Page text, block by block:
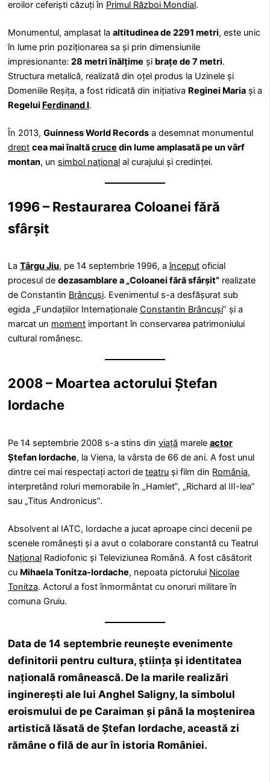
eroilor ceferiști căzuți în Primul Război Mondial.
Monumentul, amplasat la altitudinea de 2291 metri, este unic
în lume prin poziționarea sa și prin dimensiunile
impresionante: 28 metri înălțime și brațe de 7 metri.
Structura metalică, realizată din oțel produs la Uzinele și
Domeniile Reșița, a fost ridicată din inițiativa Reginei Maria și a
Regelui Ferdinand I.
În 2013, Guinness World Records a desemnat monumentul
drept cea mai înaltăcruce din lume amplasată pe un vârf
montan, un simbol național al curajului și credinței.
1996 – Restaurarea Coloanei fără
sfârșit
La Târgu Jiu, pe 14 septembrie 1996, aînceput oficial
procesul de dezasamblare a „Coloanei fără sfârșit” realizate
de Constantin Brâncuși. Evenimentul s-a desfășurat sub
egida „Fundațiilor Internaționale Constantin Brâncuși” și a
marcat un moment important în conservarea patrimoniului
cultural românesc.
2008 – Moartea actorului Ștefan
Iordache
Pe 14 septembrie 2008 s-a stins din viață marele actor
Ștefan Iordache, la Viena, la vârsta de 66 de ani. A fost unul
dintre cei mai respectați actori de teatru și film din România,
interpretând roluri memorabile în „Hamlet”, „Richard al III-lea”
sau „Titus Andronicus”.
Absolvent al IATC, Iordache a jucat aproape cinci decenii pe
scenele românești și a avut o colaborare constantă cu Teatrul
Național Radiofonic și Televiziunea Română. A fost căsătorit
cu Mihaela Tonitza-Iordache, nepoata pictorului Nicolae
Tonitza. Actorul a fost înmormântat cu onoruri militare în
comuna Gruiu.
Data de14 septembrie reunește evenimente
definitorii pentru cultura, știința și identitatea
națională românească. De la marile realizări
inginerești ale lui Anghel Saligny, la simbolul
eroismului de pe Caraiman și până la moștenirea
artistică lăsată deȘtefan Iordache, această zi
rămâne o filă de aur în istoria României.